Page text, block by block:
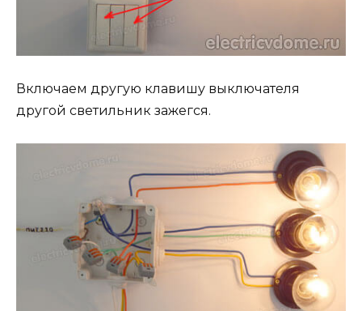
Включаем другую клавишу выключателя
другой светильник зажегся.